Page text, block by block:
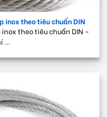
theo tiêu chuẩn DIN
theo tiêu chuẩn DIN –
...